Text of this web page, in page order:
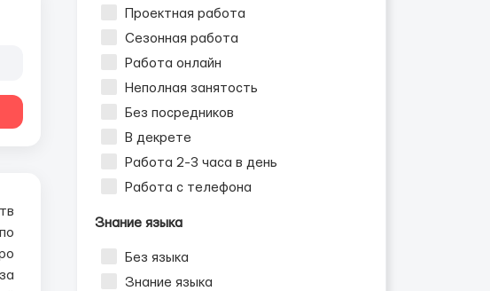
Проектная работа
Сезонная работа
Работа онлайн
Неполная занятость
Без посредников
В декрете
Работа 2-3 часа в день
Работа с телефона
Знание языка
Без языка
Знание языка